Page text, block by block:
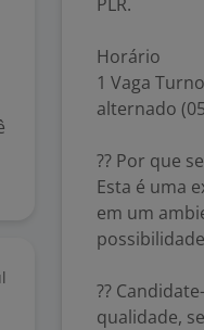
Horário
1 Vaga
alternado
?? Por que
Esta é uma
em um
??
qualidade,